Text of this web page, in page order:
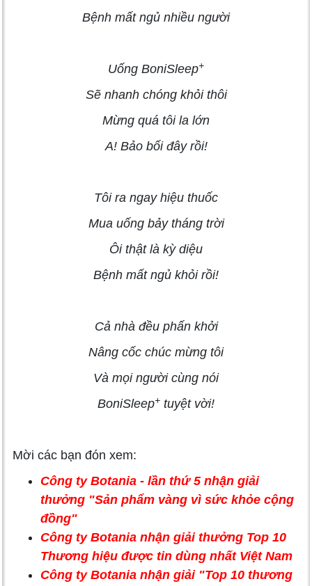
Bệnh mất ngủ nhiều người
Uống BoniSleep+
Sẽ nhanh chóng khỏi thôi
Mừng quá tôi la lớn
A! Bảo bối đây rồi!
Tôi ra ngay hiệu thuốc
Mua uống bảy tháng trời
Ôi thật là kỳ diệu
Bệnh mất ngủ khỏi rồi!
Cả nhà đều phấn khởi
Nâng cốc chúc mừng tôi
Và mọi người cùng nói
BoniSleep+ tuyệt vời!
Mời các bạn đón xem:
Công ty Botania - lần thứ 5 nhận giải
thưởng "Sản phẩm vàng vì sức khỏe cộng
đồng"
Công ty Botania nhận giải thưởng Top 10
Thương hiệu được tin dùng nhất Việt Nam
Công ty Botania nhận giải "Top 10 thương